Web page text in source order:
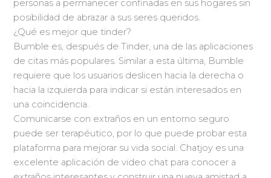
personas a permanecer confinadas en sus hogares sin
posibilidad de abrazar a sus seres queridos.
¿Qué es mejor que tinder?
Bumble es, después de Tinder, una de las aplicaciones
de citas más populares. Similar a esta última, Bumble
requiere que los usuarios deslicen hacia la derecha o
hacia la izquierda para indicar si están interesados en
una coincidencia.
Comunicarse con extraños en un entorno seguro
puede ser terapéutico, por lo que puede probar esta
plataforma para mejorar su vida social. Chatjoy es una
excelente aplicación de video chat para conocer a